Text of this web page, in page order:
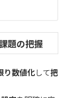
題の把握
り数値化して把